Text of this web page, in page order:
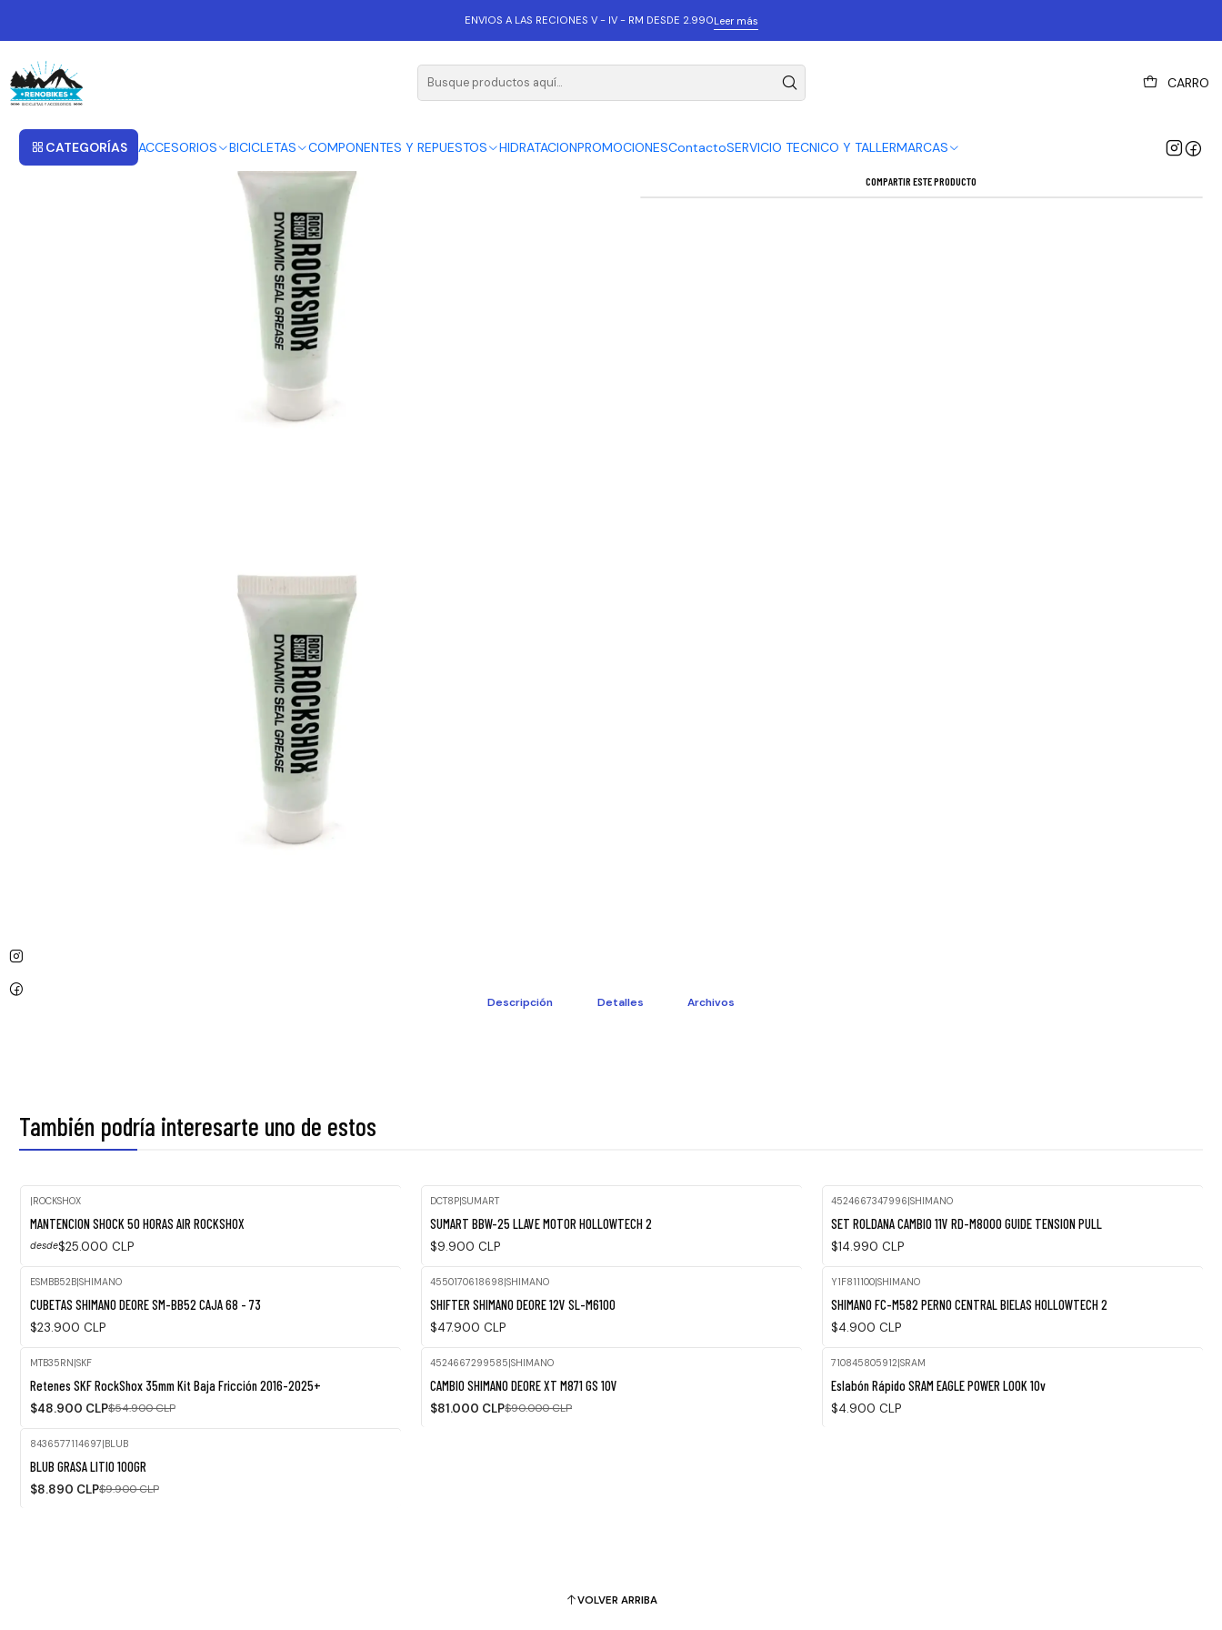
CARRO
CATEGORÍAS ACCESORIOS BICICLETAS COMPONENTES Y REPUESTOS HIDRATACIONPROMOCIONESContactoSERVICIO TECNICO Y TALLERMARCAS
ENVIOS A LAS RECIONES V - IV - RM DESDE 2.990Leer más
ROCKSHOX DYNAMIC SEAL GREASE 10gr
Mostrar stock de ubicaciones
COMPARTIR ESTE PRODUCTO
Descripción Detalles Archivos
También podría interesarte uno de estos
|ROCKSHOX
MANTENCION SHOCK 50 HORAS AIR ROCKSHOX
desde$25.000 CLP
DCT8P|SUMART
SUMART BBW-25 LLAVE MOTOR HOLLOWTECH 2
$9.900 CLP
4524667347996|SHIMANO
SET ROLDANA CAMBIO 11V RD-M8000 GUIDE TENSION PULL
$14.990 CLP
ESMBB52B| SHIMANO
CUBETAS SHIMANO DEORE SM-BB52 CAJA 68 - 73
$23.900 CLP
4550170618698 |SHIMANO
SHIFTER SHIMANO DEORE 12V SL-M6100
$47.900 CLP
Y1F811100 |SHIMANO
SHIMANO FC-M582 PERNO CENTRAL BIELAS HOLLOWTECH 2
$4.900 CLP
-11%
OFF
MTB35RN SKF
Retenes SKF RockShox 35mm Kit Baja Fricción 2016-2025+
$48.900 CLP$54.900 CLP
-10%
OFF
4524667299585 |SHIMANO
CAMBIO SHIMANO DEORE XT M871 GS 10V
$81.000 CLP$90.000 CLP
710845805912 |SRAM
Eslabón Rápido SRAM EAGLE POWER LOOK 10v
$4.900 CLP
-10%
OFF
8436577114697 BLUB
BLUB GRASA LITIO 100GR
$8.890 CLP$9.900 CLP
VOLVER ARRIBA